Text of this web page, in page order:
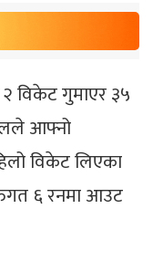
विकेट गुमाएर ३५
आफ्नो
विकेट लिएका
६ रनमा आउट